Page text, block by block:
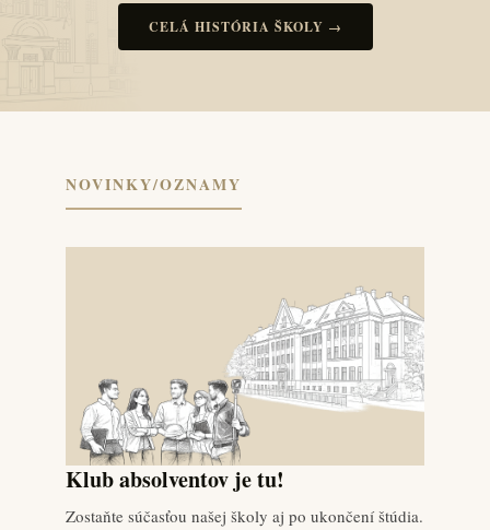
CELÁ HISTÓRIA ŠKOLY →
NOVINKY/OZNAMY
Klub absolventov je tu!
Zostaňte súčasťou našej školy aj po ukončení štúdia.